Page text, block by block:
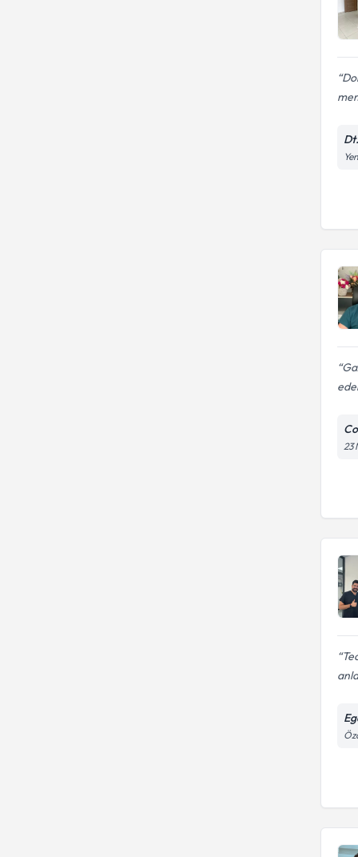
23